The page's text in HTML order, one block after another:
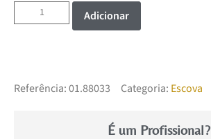
Adicionar
Referência:01.88033 Categoria: Escova
É um Profissional?